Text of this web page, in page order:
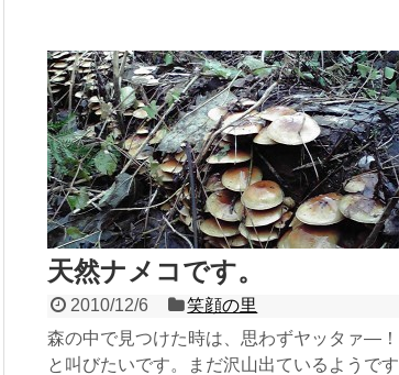
天然ナメコです。
2010/12/6
笑顔の里
森の中で見つけた時は、思わずヤッタァ―！
と叫びたいです。まだ沢山出ているようです